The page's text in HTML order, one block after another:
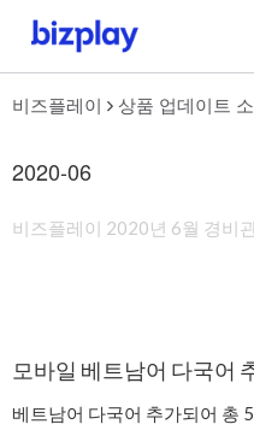
비즈플레이 상품 업데이트
2020-06
비즈플레이 2020년 6월 경비
모바일 베트남어 다국
베트남어 다국어 추가되어 총